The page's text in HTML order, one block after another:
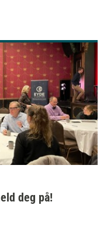
deg på!